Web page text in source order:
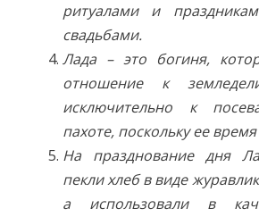
ритуалами и
свадьбами.
Лада – это богиня,
отношение к
исключительно к
пахоте, поскольку ее
На празднование дня
пекли хлеб в виде
а использовали в